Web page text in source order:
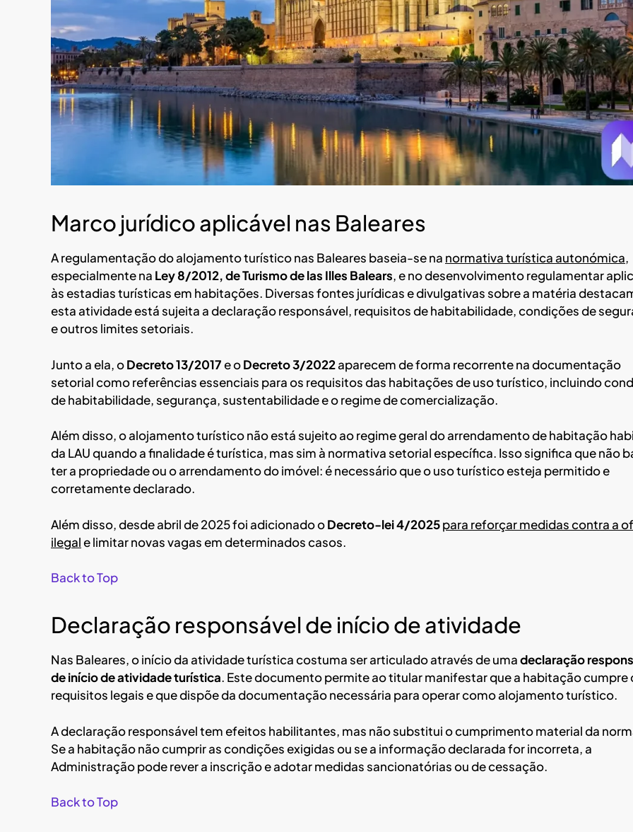
Marco jurídico aplicável nas Baleares
A regulamentação do alojamento turístico nas Baleares baseia-se na normativa turística autonómica,
especialmente na Ley 8/2012, de Turismo de las Illes Balears, e no desenvolvimento regulamentar
às estadias turísticas em habitações. Diversas fontes jurídicas e divulgativas sobre a matéria
esta atividade está sujeita a declaração responsável, requisitos de habitabilidade, condições de
e outros limites setoriais.
Junto a ela, oDecreto 13/2017e oDecreto 3/2022aparecem de forma recorrente na documentação
setorial como referências essenciais para os requisitos das habitações de uso turístico, incluindo
de habitabilidade, segurança, sustentabilidade e o regime de comercialização.
Além disso, o alojamento turístico não está sujeito ao regime geral do arrendamento de habitação
da LAU quando a finalidade é turística, mas sim à normativa setorial específica. Isso significa que não
ter a propriedade ou o arrendamento do imóvel: é necessário que o uso turístico esteja permitido e
corretamente declarado.
Além disso, desde abril de 2025 foi adicionado oDecreto-lei 4/2025para reforçar medidas contra a
ilegale limitar novas vagas em determinados casos.
Back to Top
Declaração responsável de início de atividade
Nas Baleares, o início da atividade turística costuma ser articulado através de umadeclaração
de início de atividade turística. Este documento permite ao titular manifestar que a habitação cumpre
requisitos legais e que dispõe da documentação necessária para operar como alojamento turístico.
A declaração responsável tem efeitos habilitantes, mas não substitui o cumprimento material da
Se a habitação não cumprir as condições exigidas ou se a informação declarada for incorreta, a
Administração pode rever a inscrição e adotar medidas sancionatórias ou de cessação.
Back to Top